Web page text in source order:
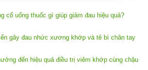
cổ uống thuốc gì giúp giảm đau hiệu quả?
gây đau nhức xương khớp và tê bì chân tay
đến hiệu quả điều trị viêm khớp cùng chậu